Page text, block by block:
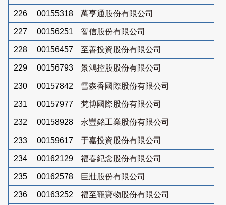
226 00155318 萬亨通股份有限公司
227 00156251 智信股份有限公司
228 00156457 至善投資股份有限公司
229 00156793 景鴻控股股份有限公司
230 00157842 雪森香國際股份有限公司
231 00157977 梵博國際股份有限公司
232 00158928 永豐銘工業股份有限公司
233 00159617 于嘉投資股份有限公司
234 00162129 福春紀念股份有限公司
235 00162578 巨壯股份有限公司
236 00163252 福至寵寶物股份有限公司